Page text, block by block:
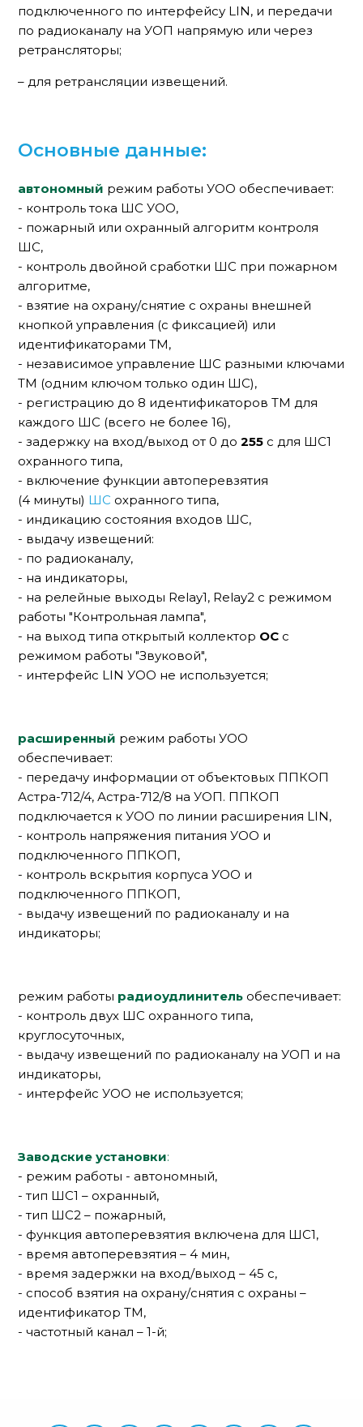
подключенного по интерфейсу LIN, и передачи
по радиоканалу на УОП напрямую или через
ретрансляторы;
– для ретрансляции извещений.
Основные данные:
автономный режим работы УОО обеспечивает:
- контроль тока ШС УОО,
- пожарный или охранный алгоритм контроля
ШС,
- контроль двойной сработки ШС при пожарном
алгоритме,
- взятие на охрану/снятие с охраны внешней
кнопкой управления (с фиксацией) или
идентификаторами ТМ,
- независимое управление ШС разными ключами
ТМ (одним ключом только один ШС),
- регистрацию до 8 идентификаторов ТМ для
каждого ШС (всего не более 16),
- задержку на вход/выход от 0 до255 с для ШС1
охранного типа,
- включение функции автоперевзятия
(4 минуты) ШС охранного типа,
- индикацию состояния входов ШС,
- выдачу извещений:
- по радиоканалу,
- на индикаторы,
- на релейные выходы Relay1, Relay2 с режимом
работы "Контрольная лампа",
- на выход типа открытый коллектор ОС с
режимом работы "Звуковой",
- интерфейс LIN УОО не используется;
расширенный режим работы УОО
обеспечивает:
- передачу информации от объектовых ППКОП
Астра-712/4, Астра-712/8 на УОП. ППКОП
подключается к УОО по линии расширения LIN,
- контроль напряжения питания УОО и
подключенного ППКОП,
- контроль вскрытия корпуса УОО и
подключенного ППКОП,
- выдачу извещений по радиоканалу и на
индикаторы;
режим работы радиоудлинитель обеспечивает:
- контроль двух ШС охранного типа,
круглосуточных,
- выдачу извещений по радиоканалу на УОП и на
индикаторы,
- интерфейс УОО не используется;
Заводские установки:
- режим работы - автономный,
- тип ШС1 – охранный,
- тип ШС2 – пожарный,
- функция автоперевзятия включена для ШС1,
- время автоперевзятия – 4 мин,
- время задержки на вход/выход – 45 с,
- способ взятия на охрану/снятия с охраны –
идентификатор ТМ,
- частотный канал – 1-й;